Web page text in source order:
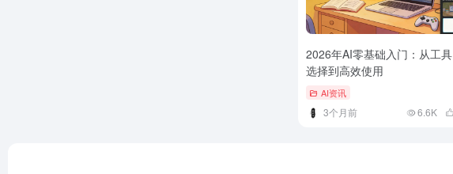
2026年AI零基础入门：从工具
选择到高效使用
AI资讯
3个月前 6.6K